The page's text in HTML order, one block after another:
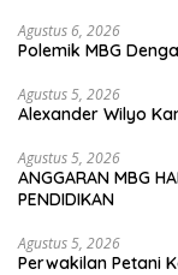
Agustus 6, 2026
Polemik MBG
Agustus 5, 2026
Alexander Wilyo
Agustus 5, 2026
ANGGARAN MBG
PENDIDIKAN
Agustus 5, 2026
Perwakilan Petani